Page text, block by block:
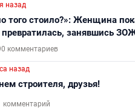
назад
того стоило?»: Женщина
превратилась, занявшись
комментариев
назад
строителя, друзья!
комментарий